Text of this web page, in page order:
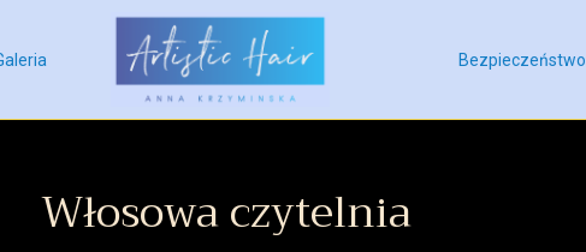
Bezpieczeństwo
Włosowa czytelnia